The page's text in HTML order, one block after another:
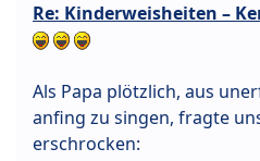
Re: Kinderweisheiten –
Als Papa plötzlich, aus
anfing zu singen, fragte
erschrocken: